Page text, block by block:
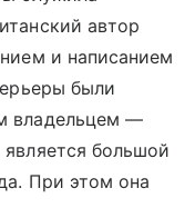
автор
и написанием
были
владельцем —
большой
При этом она